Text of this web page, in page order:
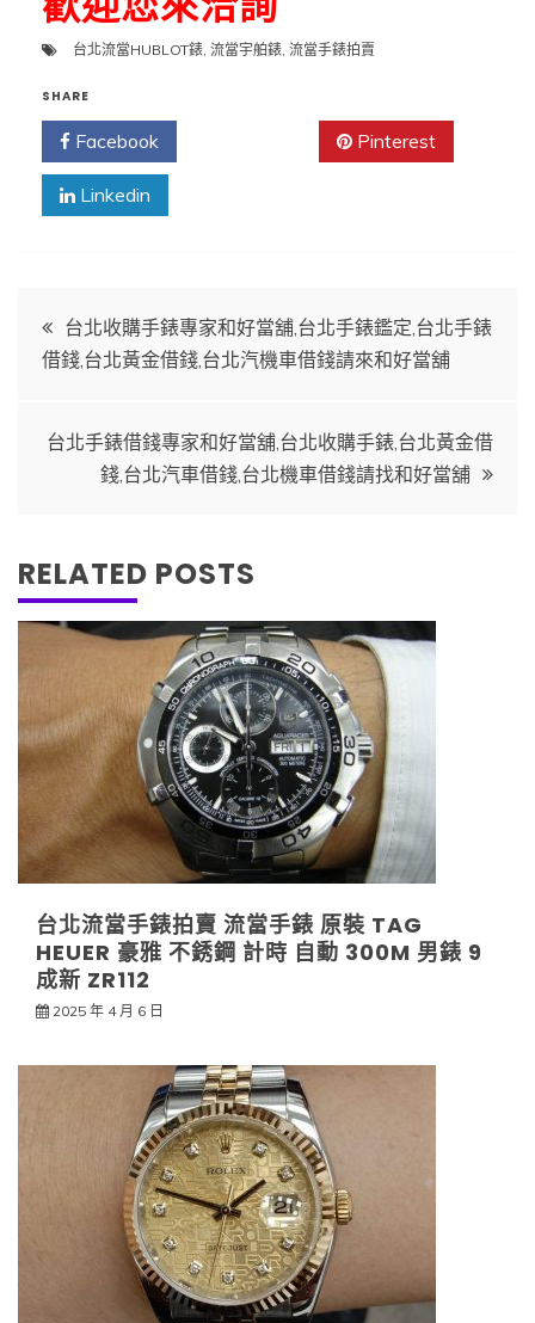
台北流當HUBLOT錶, 流當宇舶錶, 流當手錶拍賣
SHARE
Facebook Pinterest
Linkedin
文
章
導
台北收購手錶專家和好當舖,台北手錶鑑定,台北手錶
借錢,台北黃金借錢,台北汽機車借錢請來和好當舖
台北手錶借錢專家和好當舖,台北收購手錶,台北黃金借
錢,台北汽車借錢,台北機車借錢請找和好當舖
RELATED POSTS
台北流當手錶拍賣 流當手錶 原裝 TAG
HEUER 豪雅 不銹鋼 計時 自動 300M 男錶 9
成新 ZR112
2025 年 4 月 6 日